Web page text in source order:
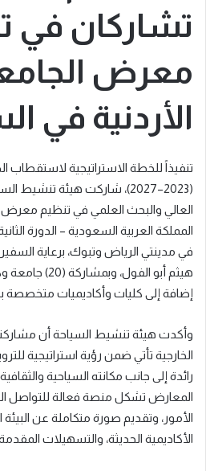
تشاركان في
معرض
الأردنية في
تنفيذاً للخطة الاستراتيجية لاستقطاب
(2023–2027)، شاركت هيئة تنشيط
العالي والبحث العلمي في تنظيم معرض
في مدينتي الرياض وتبوك، برعاية السفير
هيثم أبو الفول،
إضافة إلى كليات وأكاديميات متخصصة
وأكدت هيئة تنشيط السياحة أن
الخارجية تأتي ضمن رؤية استراتيجية
رائدة إلى جانب مكانته السياحية
المعارض تشكل منصة فعالة للتواصل
الأمور، وتقديم صورة متكاملة عن البيئة
الأكاديمية الحديثة، والتسهيلات